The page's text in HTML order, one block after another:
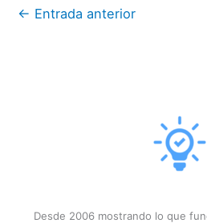
← Entrada anterior
Desde 2006 mostrando lo que